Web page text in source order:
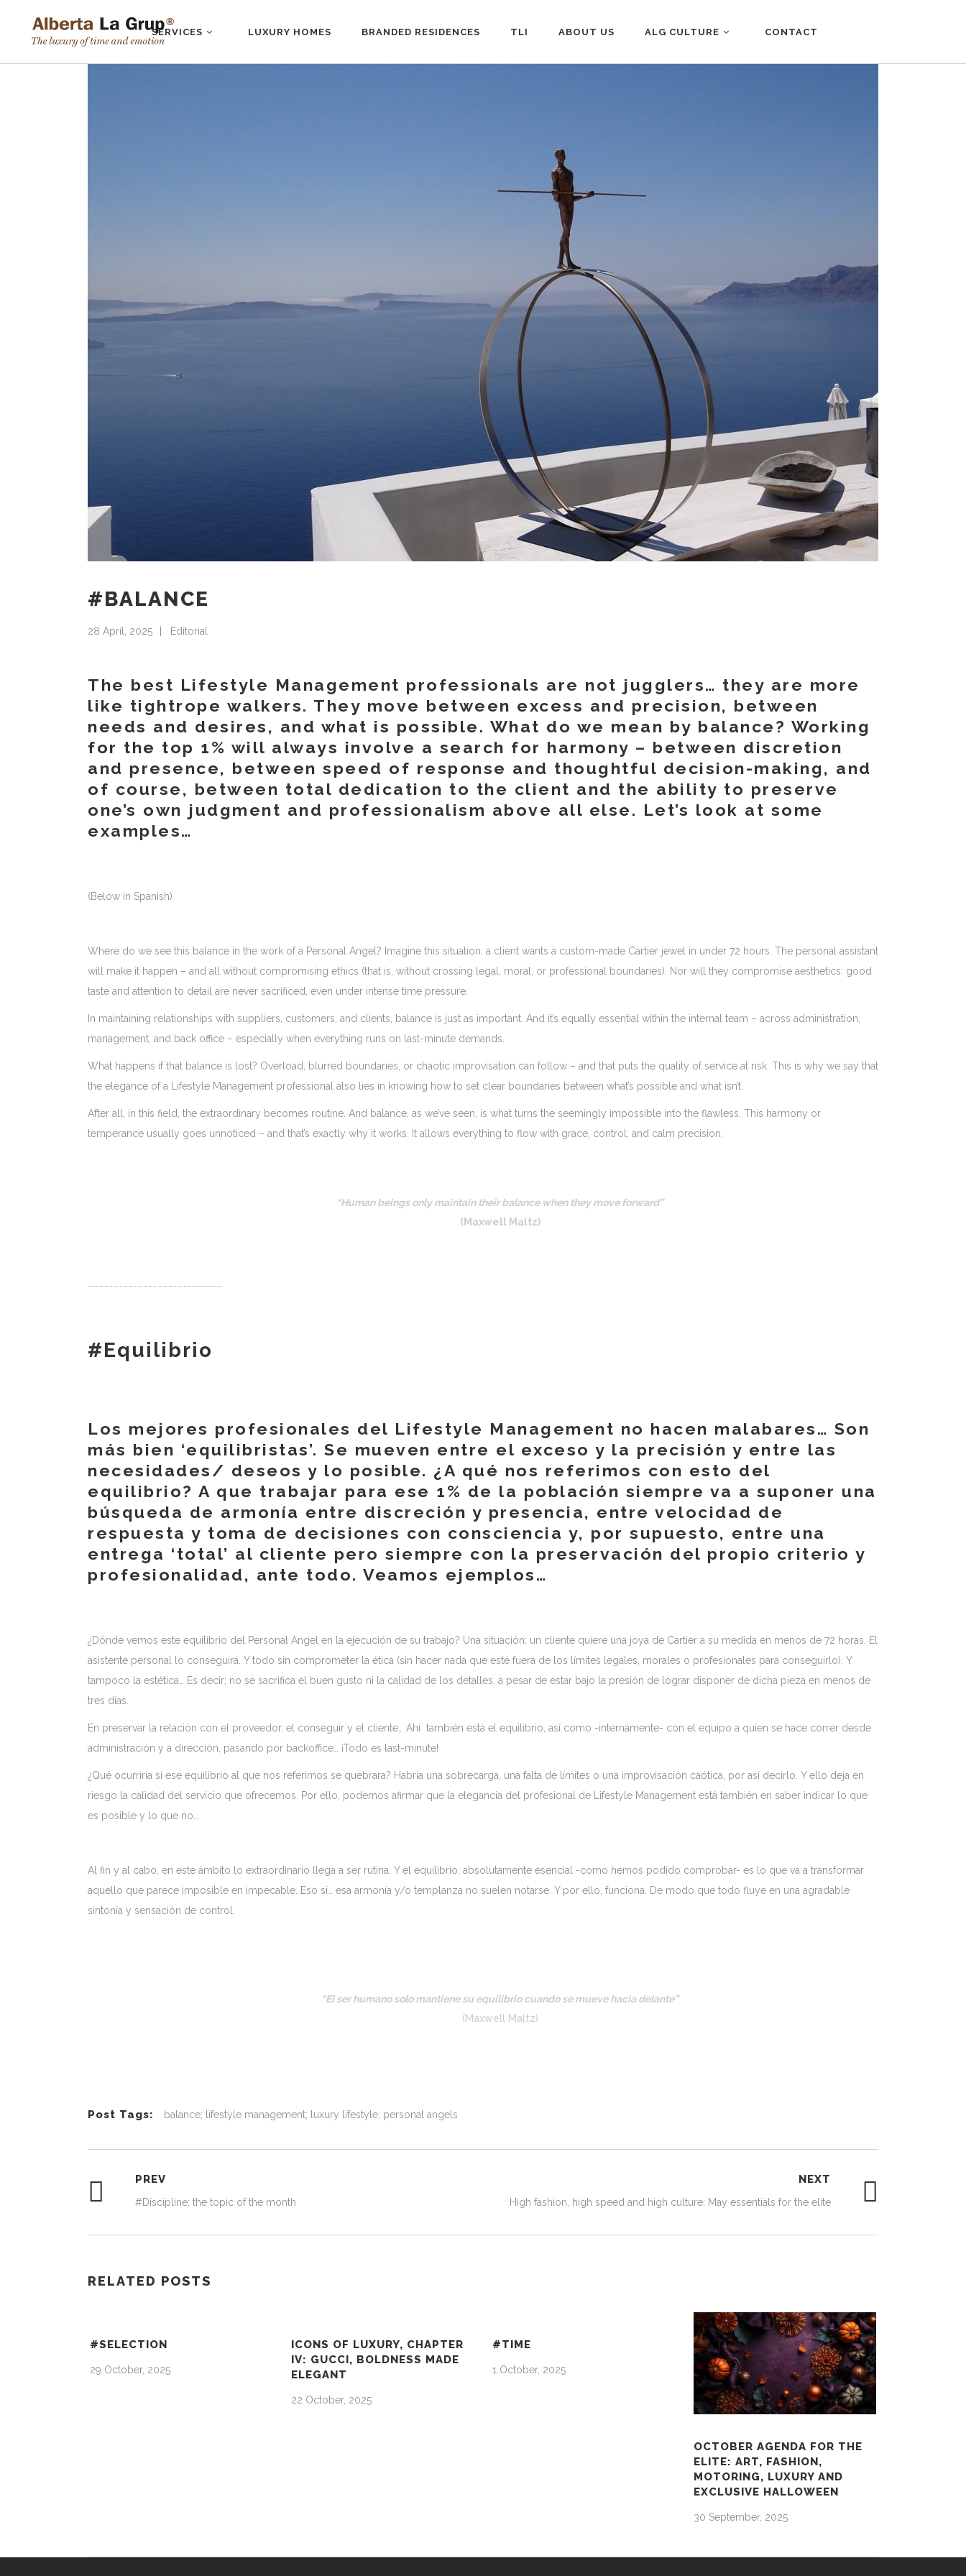
SERVICES LUXURY HOMES BRANDED RESIDENCES TLI ABOUT US ALG CULTURE CONTACT
#BALANCE
28 April, 2025 Editorial
The best Lifestyle Management professionals are not jugglers… they are more
like tightrope walkers. They move between excess and precision, between
needs and desires, and what is possible. What do we mean by balance? Working
for the top 1% will always involve a search for harmony – between discretion
and presence, between speed of response and thoughtful decision-making, and
of course, between total dedication to the client and the ability to preserve
one’s own judgment and professionalism above all else. Let’s look at some
examples…
(Below in Spanish)
Where do we see this balance in the work of a Personal Angel? Imagine this situation: a client wants a custom-made Cartier jewel in under 72 hours. The personal assistant
will make it happen – and all without compromising ethics (that is, without crossing legal, moral, or professional boundaries). Nor will they compromise aesthetics: good
taste and attention to detail are never sacrificed, even under intense time pressure.
In maintaining relationships with suppliers, customers, and clients, balance is just as important. And it’s equally essential within the internal team – across administration,
management, and back office – especially when everything runs on last-minute demands.
What happens if that balance is lost? Overload, blurred boundaries, or chaotic improvisation can follow – and that puts the quality of service at risk. This is why we say that
the elegance of a Lifestyle Management professional also lies in knowing how to set clear boundaries between what’s possible and what isn’t.
After all, in this field, the extraordinary becomes routine. And balance, as we’ve seen, is what turns the seemingly impossible into the flawless. This harmony or
temperance usually goes unnoticed – and that’s exactly why it works. It allows everything to flow with grace, control, and calm precision.
“Human beings only maintain their balance when they move forward”
(Maxwell Maltz)
#Equilibrio
Los mejores profesionales del Lifestyle Management no hacen malabares… Son
más bien ‘equilibristas’. Se mueven entre el exceso y la precisión y entre las
necesidades/ deseos y lo posible. ¿A qué nos referimos con esto del
equilibrio? A que trabajar para ese 1% de la población siempre va a suponer una
búsqueda de armonía entre discreción y presencia, entre velocidad de
respuesta y toma de decisiones con consciencia y, por supuesto, entre una
entrega ‘total’ al cliente pero siempre con la preservación del propio criterio y
profesionalidad, ante todo. Veamos ejemplos…
¿Dónde vemos este equilibrio del Personal Angel en la ejecución de su trabajo? Una situación: un cliente quiere una joya de Cartier a su medida en menos de 72 horas. El
asistente personal lo conseguirá. Y todo sin comprometer la ética (sin hacer nada que esté fuera de los límites legales, morales o profesionales para conseguirlo). Y
tampoco la estética… Es decir; no se sacrifica el buen gusto ni la calidad de los detalles, a pesar de estar bajo la presión de lograr disponer de dicha pieza en menos de
tres días.
En preservar la relación con el proveedor, el conseguir y el cliente… Ahí también está el equilibrio, así como -internamente- con el equipo a quien se hace correr desde
administración y a dirección, pasando por backoffice… ¡Todo es last-minute!
¿Qué ocurriría si ese equilibrio al que nos referimos se quebrara? Habría una sobrecarga, una falta de límites o una improvisación caótica, por así decirlo. Y ello deja en
riesgo la calidad del servicio que ofrecemos. Por ello, podemos afirmar que la elegancia del profesional de Lifestyle Management está también en saber indicar lo que
es posible y lo que no…
Al fin y al cabo, en este ámbito lo extraordinario llega a ser rutina. Y el equilibrio, absolutamente esencial -como hemos podido comprobar- es lo que va a transformar
aquello que parece imposible en impecable. Eso sí… esa armonía y/o templanza no suelen notarse. Y por ello, funciona. De modo que todo fluye en una agradable
sintonía y sensación de control.
“El ser humano solo mantiene su equilibrio cuando se mueve hacia delante”
(Maxwell Maltz)
Post Tags: balance; lifestyle management; luxury lifestyle; personal angels
PREV
#Discipline: the topic of the month
NEXT
High fashion, high speed and high culture: May essentials for the elite
RELATED POSTS
#SELECTION
29 October, 2025
ICONS OF LUXURY, CHAPTER
IV: GUCCI, BOLDNESS MADE
ELEGANT
22 October, 2025
#TIME
1 October, 2025
OCTOBER AGENDA FOR THE
ELITE: ART, FASHION,
MOTORING, LUXURY AND
EXCLUSIVE HALLOWEEN
30 September, 2025